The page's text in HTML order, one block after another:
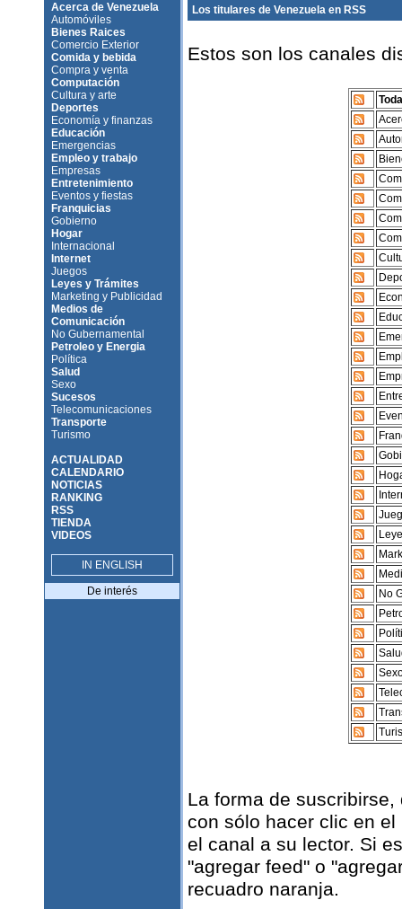
Acerca de Venezuela
Automóviles
Bienes Raices
Comercio Exterior
Comida y bebida
Compra y venta
Computación
Cultura y arte
Deportes
Economía y finanzas
Educación
Emergencias
Empleo y trabajo
Empresas
Entretenimiento
Eventos y fiestas
Franquicias
Gobierno
Hogar
Internacional
Internet
Juegos
Leyes y Trámites
Marketing y Publicidad
Medios de
Comunicación
No Gubernamental
Petroleo y Energia
Política
Salud
Sexo
Sucesos
Telecomunicaciones
Transporte
Turismo
ACTUALIDAD
CALENDARIO
NOTICIAS
RANKING
RSS
TIENDA
VIDEOS
IN ENGLISH
De interés
Los titulares de Venezuela en RSS
Estos son los canales
No
La forma de
con sólo hacer clic en
el canal a su lector. Si
"agregar feed" o
recuadro naranja.